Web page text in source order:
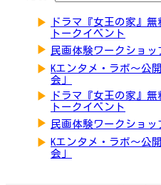
▶
ドラマ『女王の家』
トークイベント
▶ 民画体験ワークショ
▶ Kエンタメ・ラボ～公
会」
▶
ドラマ『女王の家』
トークイベント
▶ 民画体験ワークショ
▶ Kエンタメ・ラボ～公
会」